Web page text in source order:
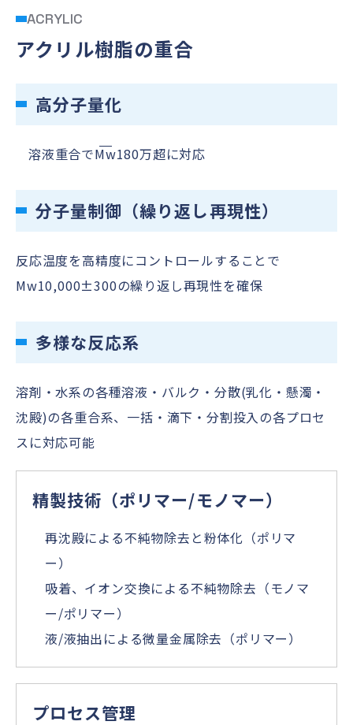
ACRYLIC
アクリル樹脂の重合
高分子量化
溶液重合でMw180万超に対応
分子量制御（繰り返し再現性）
反応温度を高精度にコントロールすることで
Mw10,000±300の繰り返し再現性を確保
多様な反応系
溶剤・水系の各種溶液・バルク・分散(乳化・懸濁・
沈殿)の各重合系、一括・滴下・分割投入の各プロセ
スに対応可能
精製技術（ポリマー/モノマー）
再沈殿による不純物除去と粉体化（ポリマ
ー）
吸着、イオン交換による不純物除去（モノマ
ー/ポリマー）
液/液抽出による微量金属除去（ポリマー）
プロセス管理